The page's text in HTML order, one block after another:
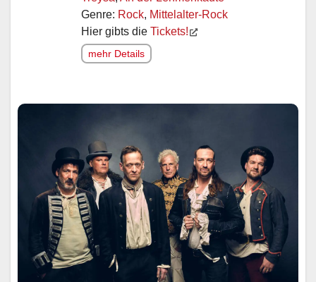
Genre: Rock, Mittelalter-Rock
Hier gibts die Tickets!
mehr Details